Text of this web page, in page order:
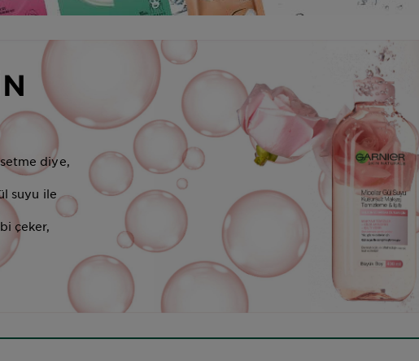
diye,
suyu ile
çeker,